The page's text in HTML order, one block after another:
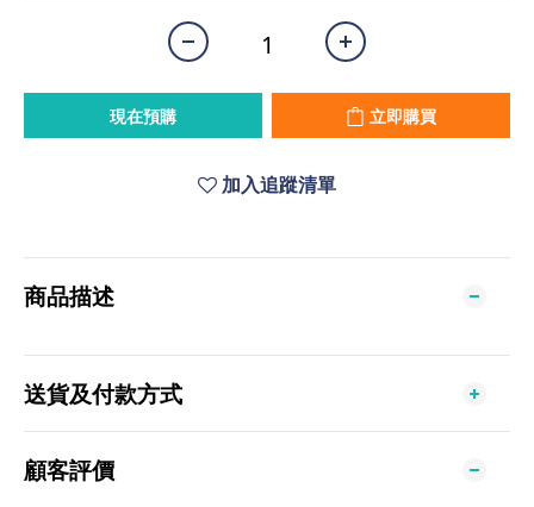
現在預購 立即購買
加入追蹤清單
商品描述
送貨及付款方式
顧客評價